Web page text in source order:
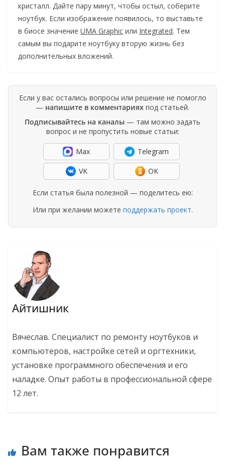
кристалл. Дайте пару минут, чтобы остыл, соберите
ноутбук. Если изображение появилось, то выставьте
в биосе значение UMA Graphic или Integrated. Тем
самым вы подарите ноутбуку вторую жизнь без
дополнительных вложений.
Если у вас остались вопросы или решение не помогло
— напишите в комментариях под статьей.
Подписывайтесь на каналы — там можно задать
вопрос и не пропустить новые статьи:
Max Telegram
VK OK
Если статья была полезной — поделитесь ею:
Или при желании можете поддержать проект.
Айтишник
Вячеслав. Специалист по ремонту ноутбуков и
компьютеров, настройке сетей и оргтехники,
установке программного обеспечения и его
наладке. Опыт работы в профессиональной сфере
12 лет.
Вам также понравится